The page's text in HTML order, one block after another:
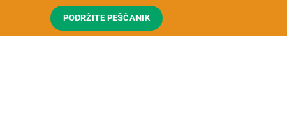
PODRŽITE PEŠČANIK